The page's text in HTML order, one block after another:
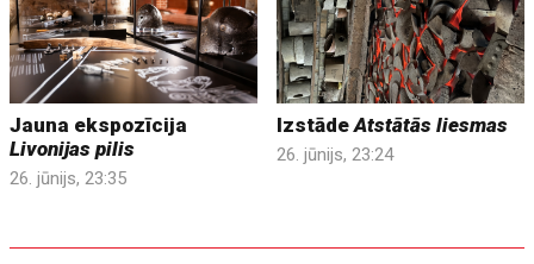
Jauna ekspozīcija
Livonijas pilis
26. jūnijs, 23:35
IzstādeAtstātās liesmas
26. jūnijs, 23:24